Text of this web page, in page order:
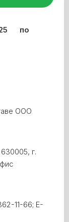
по
ООО
г.
11-66; E-